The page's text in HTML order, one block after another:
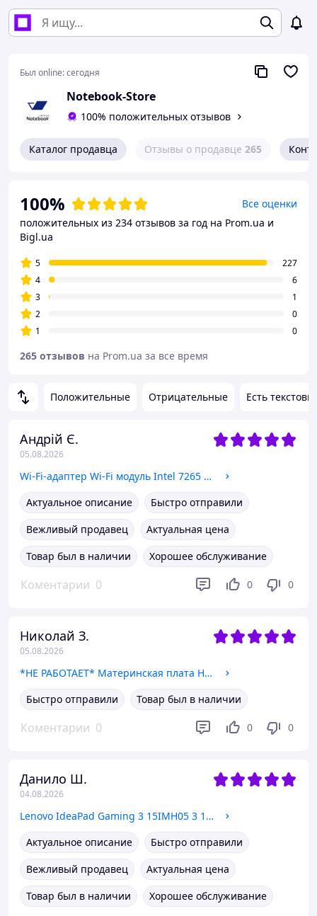
Был online:сегодня
Notebook-Store
100% положительных отзывов
Каталог продавца Отзывы о продавце 265
Положительные Отрицательные Есть
Андрій Є.
05.08.2026
Wi-Fi-адаптер Wi-Fi модуль Intel 7265 7265NGW L41693-001 860883-001 H83960-008 H35123-001
Актуальное описание
Быстро отправили
Вежливый продавец
Актуальная цена
Товар был в наличии
Хорошее обслуживание
Коментарии 0 0 0
Николай З.
05.08.2026
*НЕ РАБОТАЕТ* Материнская плата HP Laptop 15-fd0112ns (da0pdimb8g0 / i5-1235U)
Быстро отправили
Товар был в наличии
Коментарии 0 0 0
Данило Ш.
04.08.2026
Lenovo IdeaPad Gaming 3 15IMH05 3 15ARH05 AT1VT0010L0 Система охлаждения, радиатор
Актуальное описание
Быстро отправили
Вежливый продавец
Актуальная цена
Товар был в наличии
Хорошее обслуживание
100%
Все оценки
положительных из 234 отзывов за год на Prom.ua и
Bigl.ua
5
227
4
6
3
1
2
0
1
0
265 отзывов на Prom.ua за все время